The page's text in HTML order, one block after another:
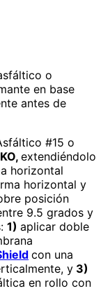
o
en base
antes de
#15 o
extendiéndolo
horizontal
horizontal y
posición
9.5 grados y
1) aplicar doble
con una
y 3)
en rollo con